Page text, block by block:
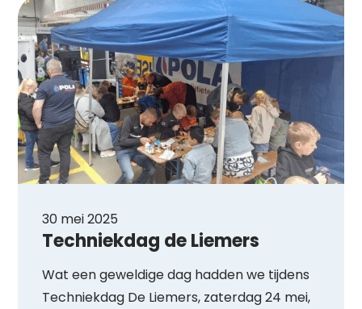
30 mei 2025
Techniekdag de Liemers
Wat een geweldige dag hadden we tijdens
Techniekdag De Liemers, zaterdag 24 mei,